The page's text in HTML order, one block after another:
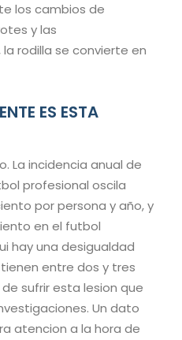
los cambios de
y las
rodilla se convierte en
ES ESTA
La incidencia anual de
profesional oscila
por persona y año, y
en el futbol
hay una desigualdad
entre dos y tres
sufrir esta lesion que
Un dato
atencion a la hora de